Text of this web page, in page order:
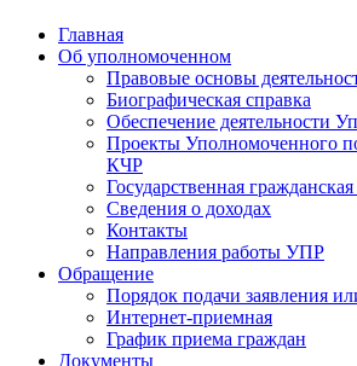
Главная
Об уполномоченном
Правовые основы
Биографическая справка
Обеспечение деятельности
Проекты Уполномоченного
КЧР
Государственная
Сведения о доходах
Контакты
Направления работы УПР
Обращение
Порядок подачи заявления
Интернет-приемная
График приема граждан
Документы